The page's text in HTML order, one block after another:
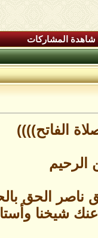
شاهدة المشاركات
الفاتح))))
الرحيم
ناصر الحق
شيخنا